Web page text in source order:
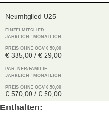
Neumitglied U25
EINZELMITGLIED
JÄHRLICH / MONATLICH
PREIS OHNE ÖGV € 50,00
€ 335,00 / € 29,00
PARTNER/FAMILIE
JÄHRLICH / MONATLICH
PREIS OHNE ÖGV € 50,00
€ 570,00 / € 50,00
Enthalten: